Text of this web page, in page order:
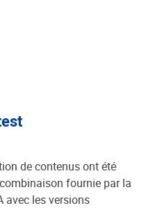
de contenus ont été
fournie par la
avec les versions